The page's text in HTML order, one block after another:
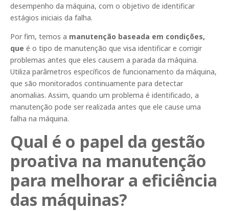
desempenho da máquina, com o objetivo de identificar
estágios iniciais da falha.
Por fim, temos a manutenção baseada em condições,
que é o tipo de manutenção que visa identificar e corrigir
problemas antes que eles causem a parada da máquina.
Utiliza parâmetros específicos de funcionamento da máquina,
que são monitorados continuamente para detectar
anomalias. Assim, quando um problema é identificado, a
manutenção pode ser realizada antes que ele cause uma
falha na máquina.
Qual é o papel da gestão
proativa na manutenção
para melhorar a eficiência
das máquinas?